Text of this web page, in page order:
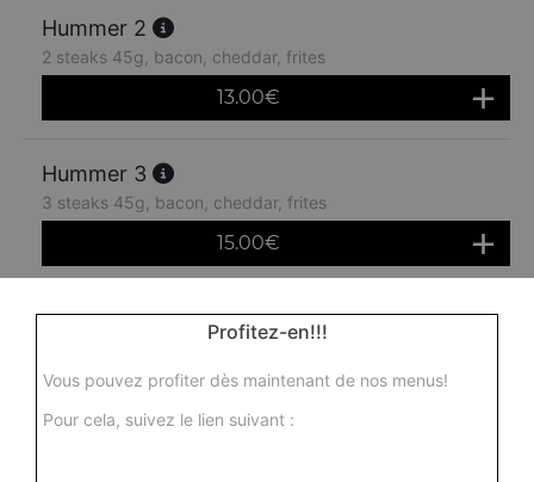
Hummer 2
2 steaks 45g, bacon, cheddar, frites
13.00€
Hummer 3
3 steaks 45g, bacon, cheddar, frites
15.00€
Menu hummer 1
11.50€
Profitez-en!!!
Vous pouvez profiter dès maintenant de nos menus!
Pour cela, suivez le lien suivant :